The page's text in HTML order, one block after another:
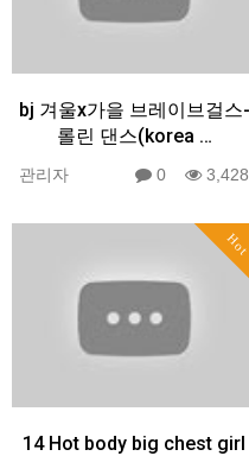
bj 겨울x가을 브레이브걸스-
롤린 댄스(korea …
관리자 0 3,428
Hot
14 Hot body big chest girl